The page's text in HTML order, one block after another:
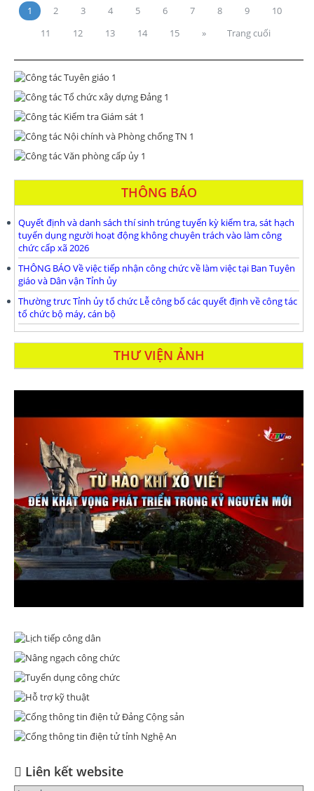
1 2 3 4 5 6 7 8 9
10
11
12 13 14 15 » Trang cuối
THÔNG BÁO
Quyết định và danh sách thí sinh trúng tuyển kỳ kiểm tra, sát hạch
tuyển dụng người hoạt động không chuyên trách vào làm công
chức cấp xã 2026
THÔNG BÁO Về việc tiếp nhận công chức về làm việc tại Ban Tuyên
giáo và Dân vận Tỉnh ủy
Thường trưc Tỉnh ủy tổ chức Lễ công bố các quyết định về công tác
tổ chức bộ máy, cán bộ
THƯ VIỆN ẢNH
Liên kết website